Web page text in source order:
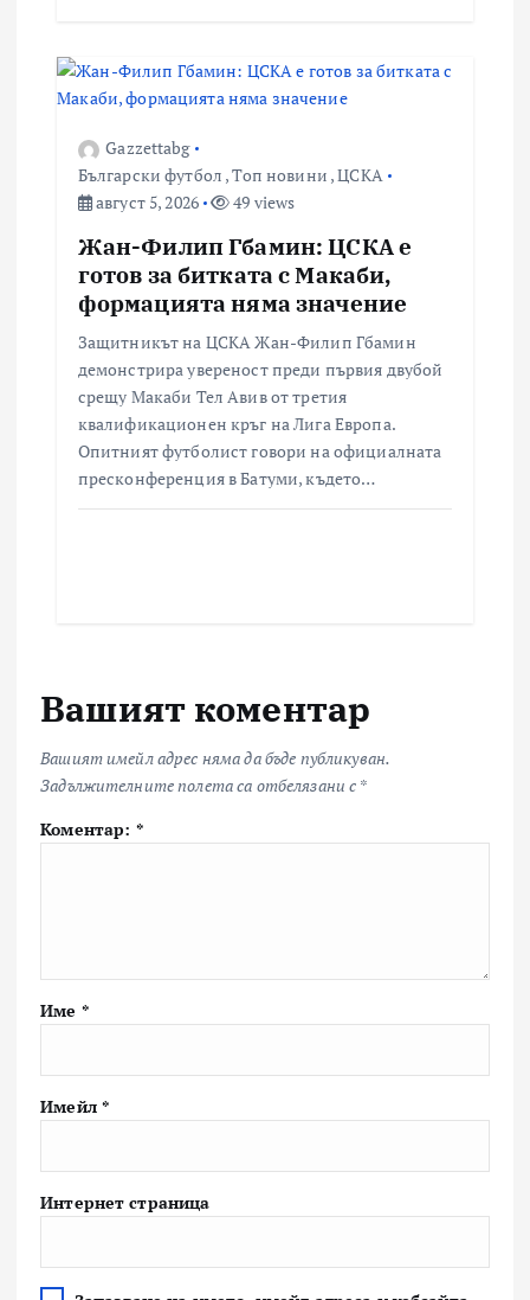
Gazzettabg
Български футбол ,Топ новини ,ЦСКА
август 5, 2026
49 views
Жан-Филип Гбамин: ЦСКА е
готов за битката с Макаби,
формацията няма значение
Защитникът на ЦСКА Жан-Филип Гбамин
демонстрира увереност преди първия двубой
срещу Макаби Тел Авив от третия
квалификационен кръг на Лига Европа.
Опитният футболист говори на официалната
пресконференция в Батуми, където…
Вашият коментар
Вашият имейл адрес няма да бъде публикуван.
Задължителните полета са отбелязани с *
Коментар: *
Име *
Имейл *
Интернет страница